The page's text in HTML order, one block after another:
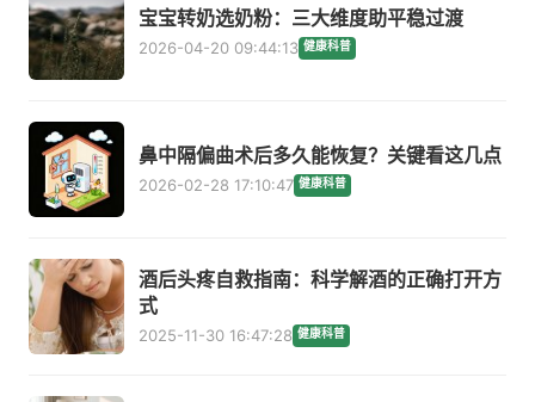
宝宝转奶选奶粉：三大维度助平稳过渡
2026-04-20 09:44:13 健康科普
鼻中隔偏曲术后多久能恢复？关键看这几点
2026-02-28 17:10:47 健康科普
酒后头疼自救指南：科学解酒的正确打开方
式
2025-11-30 16:47:28 健康科普